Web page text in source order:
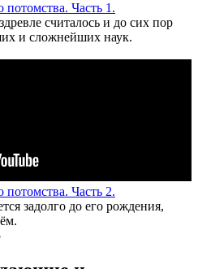
потомства. Часть 1.
считалось и до сих пор
и сложнейших наук.
потомства. Часть 2.
задолго до его рождения,